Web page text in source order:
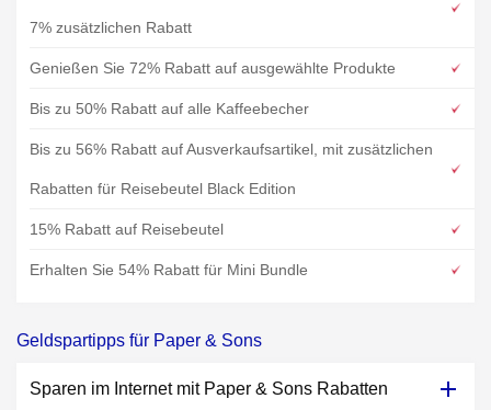
7% zusätzlichen Rabatt
Genießen Sie 72% Rabatt auf ausgewählte Produkte
Bis zu 50% Rabatt auf alle Kaffeebecher
Bis zu 56% Rabatt auf Ausverkaufsartikel, mit zusätzlichen
Rabatten für Reisebeutel Black Edition
15% Rabatt auf Reisebeutel
Erhalten Sie 54% Rabatt für Mini Bundle
Geldspartipps für Paper & Sons
Sparen im Internet mit Paper & Sons Rabatten